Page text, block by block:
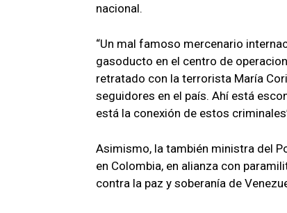
nacional.
“Un mal famoso mercenario
gasoducto en el centro de
retratado con la terrorista María
seguidores en el país. Ahí está
está la conexión de estos
Asimismo, la también ministra del
en Colombia, en alianza con
contra la paz y soberanía de